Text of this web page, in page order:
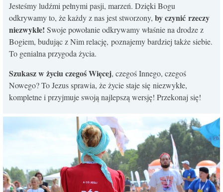
Jesteśmy ludźmi pełnymi pasji, marzeń. Dzięki Bogu
odkrywamy to, że każdy z nas jest stworzony, by czynić rzeczy
niezwykłe! Swoje powołanie odkrywamy właśnie na drodze z
Bogiem, budując z Nim relację, poznajemy bardziej także siebie.
To genialna przygoda życia.
Szukasz w życiu czegoś Więcej, czegoś Innego, czegoś
Nowego? To Jezus sprawia, że życie staje się niezwykłe,
kompletne i przyjmuje swoją najlepszą wersję! Przekonaj się!